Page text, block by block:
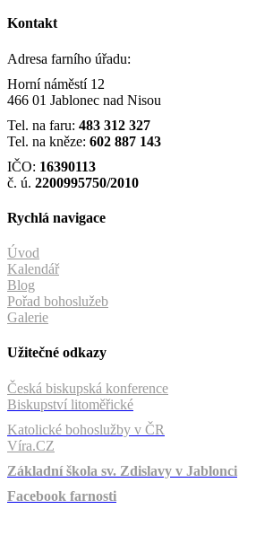
Kontakt
Adresa farního úřadu:
Horní náměstí 12
466 01 Jablonec nad Nisou
Tel. na faru: 483 312 327
Tel. na kněze: 602 887 143
IČO: 16390113
č. ú. 2200995750/2010
Rychlá navigace
Úvod
Kalendář
Blog
Pořad bohoslužeb
Galerie
Užitečné odkazy
Česká biskupská konference
Biskupství litoměřické
Katolické bohoslužby v ČR
Víra.CZ
Základní škola sv. Zdislavy v Jablonci
Facebook farnosti